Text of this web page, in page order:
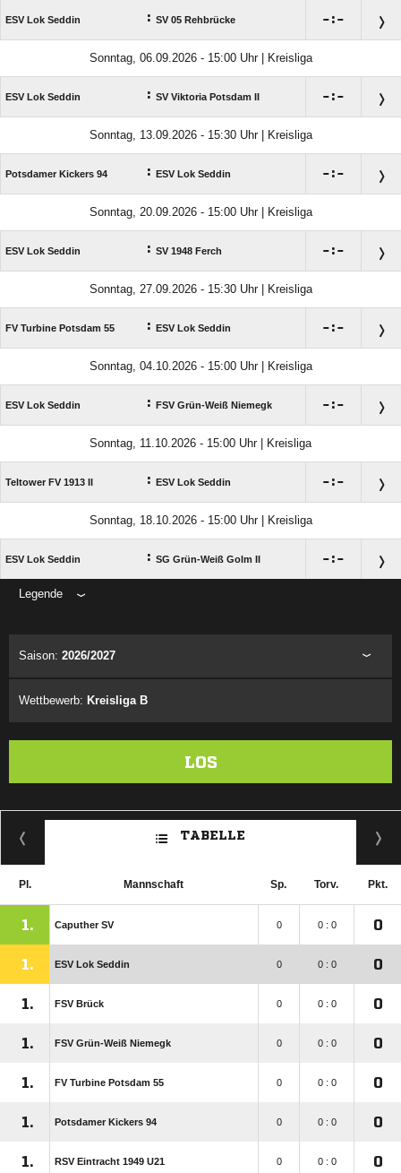
ESV Lok Seddin : SV 05 Rehbrücke :
Sonntag, 06.09.2026 - 15:00 Uhr | Kreisliga
ESV Lok Seddin : SV Viktoria Potsdam II :
Sonntag, 13.09.2026 - 15:30 Uhr | Kreisliga
Potsdamer Kickers 94 : ESV Lok Seddin :
Sonntag, 20.09.2026 - 15:00 Uhr | Kreisliga
ESV Lok Seddin : SV 1948 Ferch :
Sonntag, 27.09.2026 - 15:30 Uhr | Kreisliga
FV Turbine Potsdam 55 : ESV Lok Seddin :
Sonntag, 04.10.2026 - 15:00 Uhr | Kreisliga
ESV Lok Seddin : FSV Grün-Weiß Niemegk :
Sonntag, 11.10.2026 - 15:00 Uhr | Kreisliga
Teltower FV 1913 II : ESV Lok Seddin :
Sonntag, 18.10.2026 - 15:00 Uhr | Kreisliga
ESV Lok Seddin : SG Grün-Weiß Golm II :
Legende
Saison: 2026/2027
Wettbewerb: Kreisliga B
LOS
TABELLE
Pl. Mannschaft Sp. Torv. Pkt.
1. Caputher SV 0 0 : 0 0
1. ESV Lok Seddin 0 0 : 0 0
1. FSV Brück 0 0 : 0 0
1. FSV Grün-Weiß Niemegk 0 0 : 0 0
1. FV Turbine Potsdam 55 0 0 : 0 0
1. Potsdamer Kickers 94 0 0 : 0 0
1. RSV Eintracht 1949 U21 0 0 : 0 0